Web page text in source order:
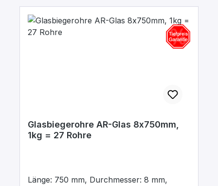
Glasbiegerohre AR-Glas 8x750mm,
1kg = 27 Rohre
Länge: 750 mm, Durchmesser: 8 mm,